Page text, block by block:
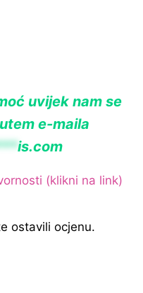
uvijek nam se
e-maila
is.com
(klikni na link)
ostavili ocjenu.